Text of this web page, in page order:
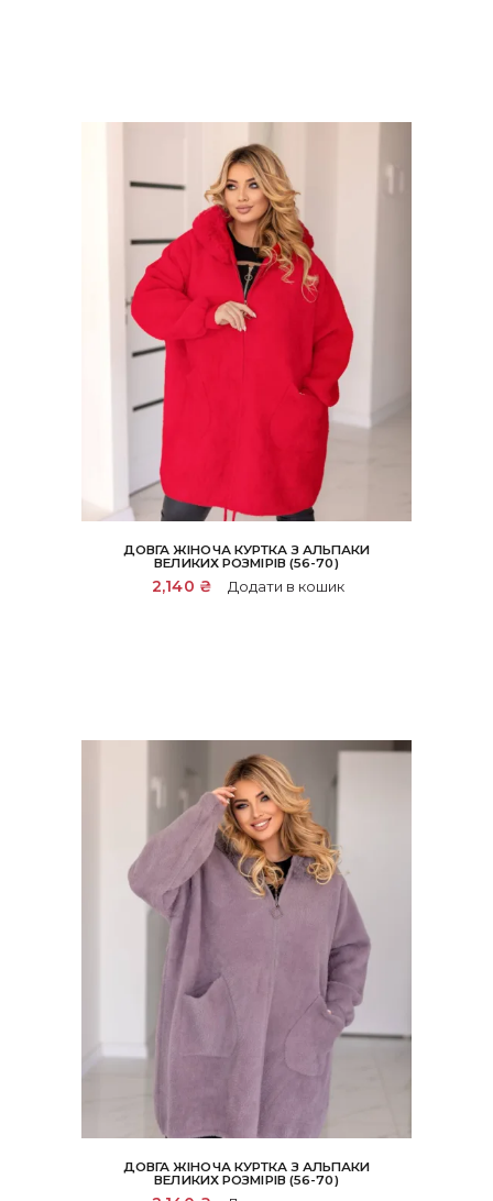
ДОВГА ЖІНОЧА КУРТКА З АЛЬПАКИ
ВЕЛИКИХ РОЗМІРІВ (56-70)
2,140 ₴ Додати в кошик
ДОВГА ЖІНОЧА КУРТКА З АЛЬПАКИ
ВЕЛИКИХ РОЗМІРІВ (56-70)